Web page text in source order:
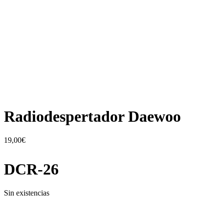
Radiodespertador Daewoo
19,00€
DCR-26
Sin existencias